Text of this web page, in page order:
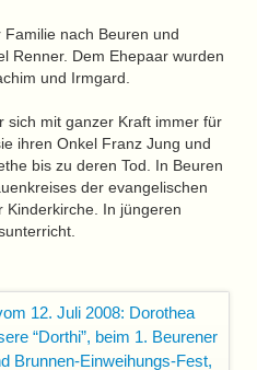
nach Beuren und
Renner. Dem Ehepaar wurden
und Irmgard.
sich mit ganzer Kraft immer für
ihren Onkel Franz Jung und
bis zu deren Tod. In Beuren
der evangelischen
Kinderkirche. In jüngeren